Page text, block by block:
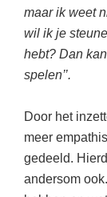
maar ik weet
wil ik je
hebt? Dan
spelen’’.
Door het
meer
gedeeld.
andersom